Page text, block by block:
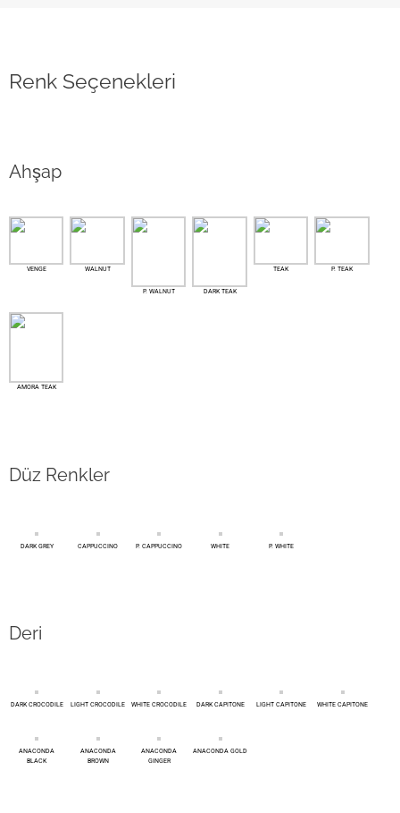
Renk Seçenekleri
Ahşap
VENGE WALNUT
P. WALNUT DARK TEAK
TEAK P. TEAK
AMORA TEAK
Düz Renkler
DARK GREY CAPPUCCINO P. CAPPUCCINO WHITE P. WHITE
Deri
DARK CROCODILE LIGHT CROCODILE WHITE CROCODILE DARK CAPITONE LIGHT CAPITONE WHITE CAPITONE
ANACONDA
BLACK
ANACONDA
BROWN
ANACONDA
GINGER
ANACONDA GOLD